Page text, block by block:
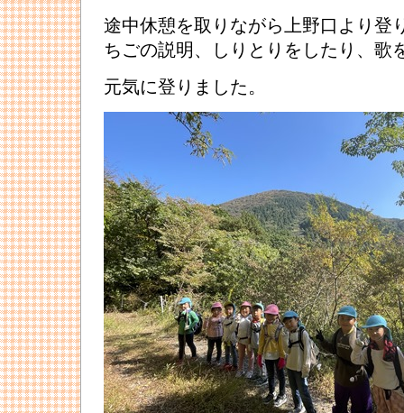
途中休憩を取りながら上野口より登
ちごの説明、しりとりをしたり、歌
元気に登りました。